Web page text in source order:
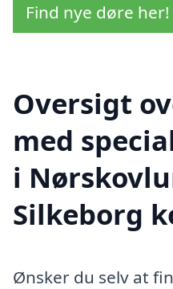
Find nye døre her!
Oversigt
med
i
Silkeborg
Ønsker du selv at